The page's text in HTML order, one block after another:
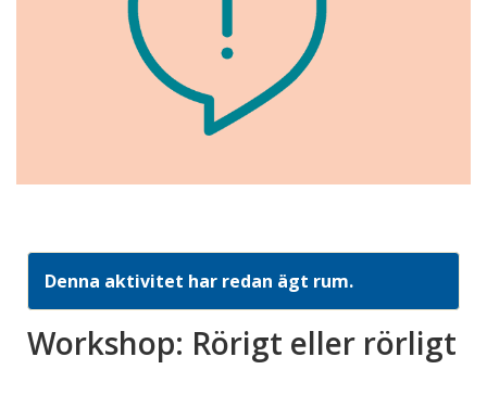
Denna aktivitet har redan ägt rum.
Workshop: Rörigt eller rörligt